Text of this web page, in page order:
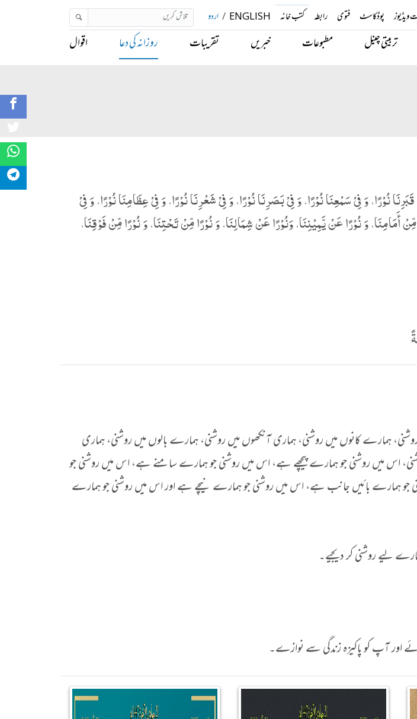
ویڈیوز پوڈکاسٹ فتوی رابطہ کتب خانہ ENGLISH
/ اردو
تربیتی چینل مطبوعات خبریں تقریبات روزانہ کی دعا اقوال
نُوْرًا، وَ فِیْ سَمْعِنَا نُوْرًا، وَ فِیْ بَصَرِنَا نُوْرًا، وَ فِیْ شَعْرِنَا نُوْرًا، وَ فِیْ عِظَامِنَا نُوْرًا، وَ فِیْ
أَمَامِنَا، وَ نُوْرًا عَنْ یَّمِیْنِنَا، وَنُوْرًا عَنْ شِمَالِنَا، وَ نُوْرًا مِّنْ تَحْتِنَا، وَ نُوْرًا مِّنْ فَوْقِنَا،
ہمارے کانوں میں روشنی، ہماری آنکھوں میں روشنی، ہمارے بالوں میں روشنی، ہماری
اس میں روشنی جو ہمارے پیچھے ہے، اس میں روشنی جو ہمارے سامنے ہے، اس میں روشنی جو
ہمارے بائیں جانب ہے، اس میں روشنی جو ہمارے نیچے ہے اور اس میں روشنی جو ہمارے
لیے روشنی کر دیجیے۔
اور آپ کو پاکیزہ زندگی سے نوازے۔